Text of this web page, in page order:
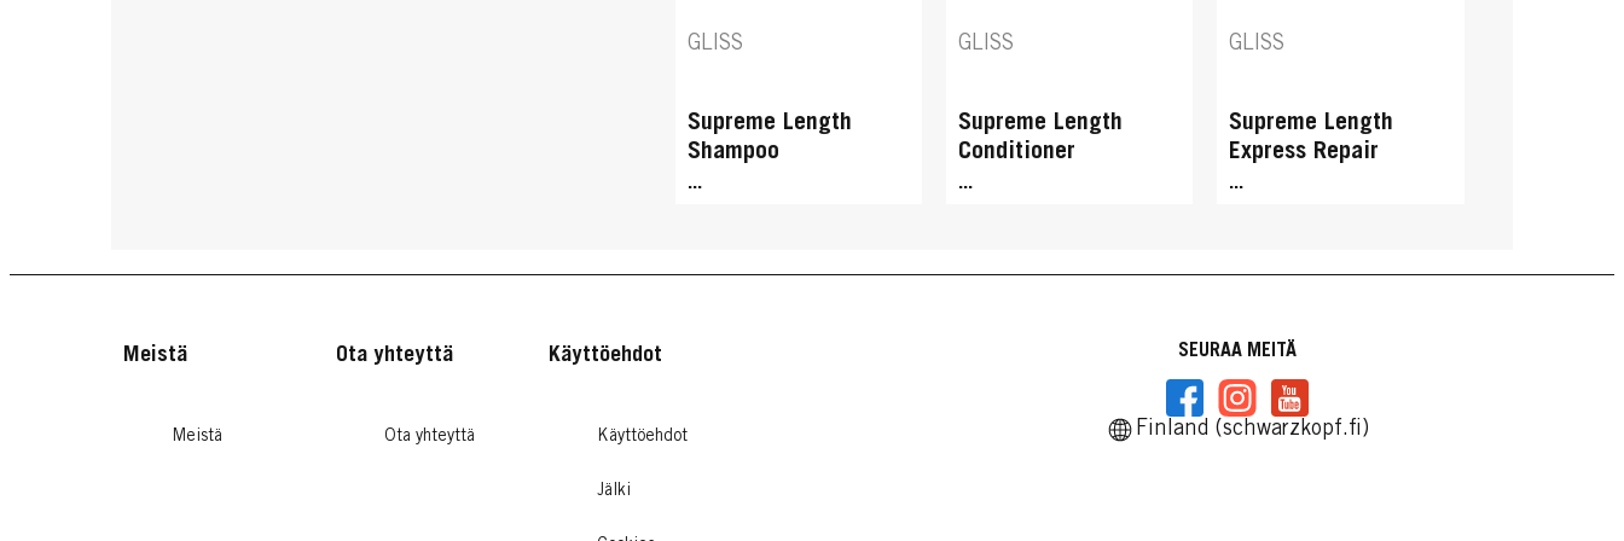
GLISS
Supreme Length
Shampoo
...
GLISS
Supreme Length
Conditioner
...
GLISS
Supreme Length
Express Repair
Conditioner
...
Meistä
Meistä
Ota yhteyttä
Ota yhteyttä
Käyttöehdot
Käyttöehdot
Jälki
SEURAA MEITÄ
Finland (schwarzkopf.fi)